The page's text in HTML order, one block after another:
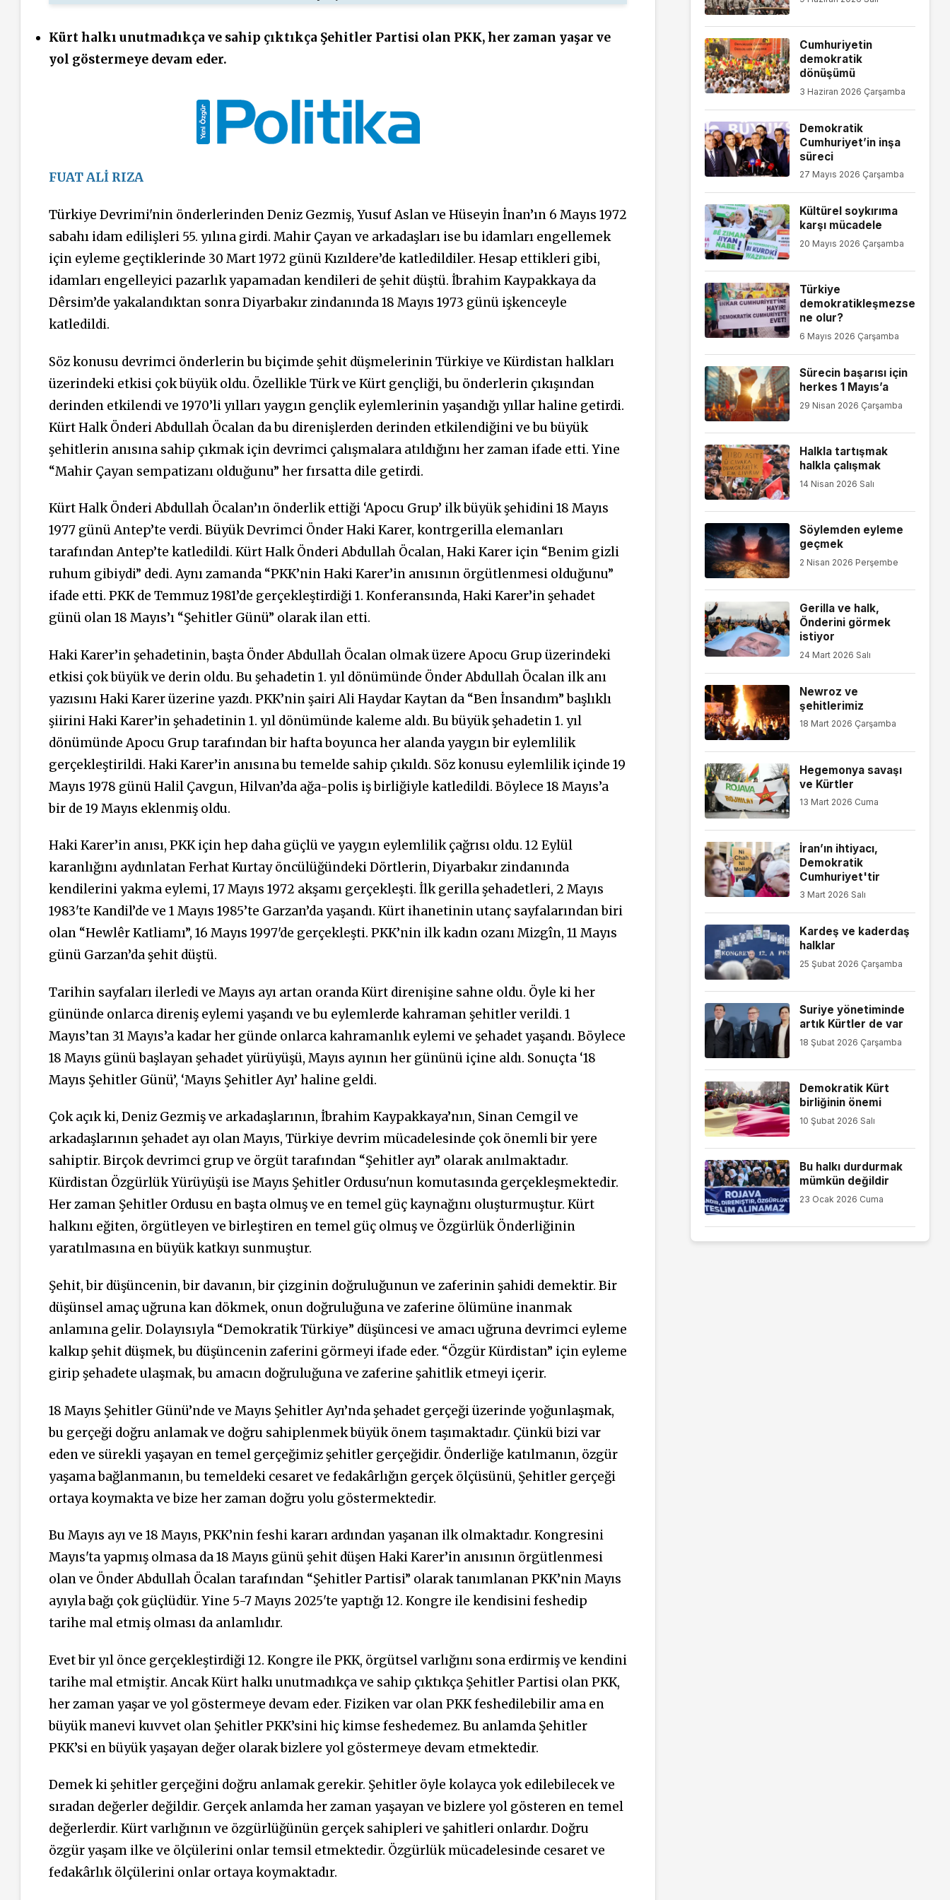
Kürt halkı unutmadıkça ve sahip çıktıkça Şehitler Partisi olan PKK, her zaman yaşar ve
yol göstermeye devam eder.
FUAT ALİ RIZA
Türkiye Devrimi'nin önderlerinden Deniz Gezmiş, Yusuf Aslan ve Hüseyin İnan’ın 6 Mayıs 1972
sabahı idam edilişleri 55. yılına girdi. Mahir Çayan ve arkadaşları ise bu idamları engellemek
için eyleme geçtiklerinde 30 Mart 1972 günü Kızıldere’de katledildiler. Hesap ettikleri gibi,
idamları engelleyici pazarlık yapamadan kendileri de şehit düştü. İbrahim Kaypakkaya da
Dêrsim’de yakalandıktan sonra Diyarbakır zindanında 18 Mayıs 1973 günü işkenceyle
katledildi.
Söz konusu devrimci önderlerin bu biçimde şehit düşmelerinin Türkiye ve Kürdistan halkları
üzerindeki etkisi çok büyük oldu. Özellikle Türk ve Kürt gençliği, bu önderlerin çıkışından
derinden etkilendi ve 1970’li yılları yaygın gençlik eylemlerinin yaşandığı yıllar haline getirdi.
Kürt Halk Önderi Abdullah Öcalan da bu direnişlerden derinden etkilendiğini ve bu büyük
şehitlerin anısına sahip çıkmak için devrimci çalışmalara atıldığını her zaman ifade etti. Yine
“Mahir Çayan sempatizanı olduğunu” her fırsatta dile getirdi.
Kürt Halk Önderi Abdullah Öcalan’ın önderlik ettiği ‘Apocu Grup’ ilk büyük şehidini 18 Mayıs
1977 günü Antep’te verdi. Büyük Devrimci Önder Haki Karer, kontrgerilla elemanları
tarafından Antep’te katledildi. Kürt Halk Önderi Abdullah Öcalan, Haki Karer için “Benim gizli
ruhum gibiydi” dedi. Aynı zamanda “PKK’nin Haki Karer’in anısının örgütlenmesi olduğunu”
ifade etti. PKK de Temmuz 1981’de gerçekleştirdiği 1. Konferansında, Haki Karer’in şehadet
günü olan 18 Mayıs’ı “Şehitler Günü” olarak ilan etti.
Haki Karer’in şehadetinin, başta Önder Abdullah Öcalan olmak üzere Apocu Grup üzerindeki
etkisi çok büyük ve derin oldu. Bu şehadetin 1. yıl dönümünde Önder Abdullah Öcalan ilk anı
yazısını Haki Karer üzerine yazdı. PKK’nin şairi Ali Haydar Kaytan da “Ben İnsandım” başlıklı
şiirini Haki Karer’in şehadetinin 1. yıl dönümünde kaleme aldı. Bu büyük şehadetin 1. yıl
dönümünde Apocu Grup tarafından bir hafta boyunca her alanda yaygın bir eylemlilik
gerçekleştirildi. Haki Karer’in anısına bu temelde sahip çıkıldı. Söz konusu eylemlilik içinde 19
Mayıs 1978 günü Halil Çavgun, Hilvan’da ağa-polis iş birliğiyle katledildi. Böylece 18 Mayıs’a
bir de 19 Mayıs eklenmiş oldu.
Haki Karer’in anısı, PKK için hep daha güçlü ve yaygın eylemlilik çağrısı oldu. 12 Eylül
karanlığını aydınlatan Ferhat Kurtay öncülüğündeki Dörtlerin, Diyarbakır zindanında
kendilerini yakma eylemi, 17 Mayıs 1972 akşamı gerçekleşti. İlk gerilla şehadetleri, 2 Mayıs
1983'te Kandil’de ve 1 Mayıs 1985’te Garzan’da yaşandı. Kürt ihanetinin utanç sayfalarından biri
olan “Hewlêr Katliamı”, 16 Mayıs 1997'de gerçekleşti. PKK’nin ilk kadın ozanı Mizgîn, 11 Mayıs
günü Garzan’da şehit düştü.
Tarihin sayfaları ilerledi ve Mayıs ayı artan oranda Kürt direnişine sahne oldu. Öyle ki her
gününde onlarca direniş eylemi yaşandı ve bu eylemlerde kahraman şehitler verildi. 1
Mayıs’tan 31 Mayıs’a kadar her günde onlarca kahramanlık eylemi ve şehadet yaşandı. Böylece
18 Mayıs günü başlayan şehadet yürüyüşü, Mayıs ayının her gününü içine aldı. Sonuçta ‘18
Mayıs Şehitler Günü’, ‘Mayıs Şehitler Ayı’ haline geldi.
Çok açık ki, Deniz Gezmiş ve arkadaşlarının, İbrahim Kaypakkaya’nın, Sinan Cemgil ve
arkadaşlarının şehadet ayı olan Mayıs, Türkiye devrim mücadelesinde çok önemli bir yere
sahiptir. Birçok devrimci grup ve örgüt tarafından “Şehitler ayı” olarak anılmaktadır.
Kürdistan Özgürlük Yürüyüşü ise Mayıs Şehitler Ordusu'nun komutasında gerçekleşmektedir.
Her zaman Şehitler Ordusu en başta olmuş ve en temel güç kaynağını oluşturmuştur. Kürt
halkını eğiten, örgütleyen ve birleştiren en temel güç olmuş ve Özgürlük Önderliğinin
yaratılmasına en büyük katkıyı sunmuştur.
Şehit, bir düşüncenin, bir davanın, bir çizginin doğruluğunun ve zaferinin şahidi demektir. Bir
düşünsel amaç uğruna kan dökmek, onun doğruluğuna ve zaferine ölümüne inanmak
anlamına gelir. Dolayısıyla “Demokratik Türkiye” düşüncesi ve amacı uğruna devrimci eyleme
kalkıp şehit düşmek, bu düşüncenin zaferini görmeyi ifade eder. “Özgür Kürdistan” için eyleme
girip şehadete ulaşmak, bu amacın doğruluğuna ve zaferine şahitlik etmeyi içerir.
18 Mayıs Şehitler Günü’nde ve Mayıs Şehitler Ayı’nda şehadet gerçeği üzerinde yoğunlaşmak,
bu gerçeği doğru anlamak ve doğru sahiplenmek büyük önem taşımaktadır. Çünkü bizi var
eden ve sürekli yaşayan en temel gerçeğimiz şehitler gerçeğidir. Önderliğe katılmanın, özgür
yaşama bağlanmanın, bu temeldeki cesaret ve fedakârlığın gerçek ölçüsünü, Şehitler gerçeği
ortaya koymakta ve bize her zaman doğru yolu göstermektedir.
Bu Mayıs ayı ve 18 Mayıs, PKK’nin feshi kararı ardından yaşanan ilk olmaktadır. Kongresini
Mayıs'ta yapmış olmasa da 18 Mayıs günü şehit düşen Haki Karer’in anısının örgütlenmesi
olan ve Önder Abdullah Öcalan tarafından “Şehitler Partisi” olarak tanımlanan PKK’nin Mayıs
ayıyla bağı çok güçlüdür. Yine 5-7 Mayıs 2025'te yaptığı 12. Kongre ile kendisini feshedip
tarihe mal etmiş olması da anlamlıdır.
Evet bir yıl önce gerçekleştirdiği 12. Kongre ile PKK, örgütsel varlığını sona erdirmiş ve kendini
tarihe mal etmiştir. Ancak Kürt halkı unutmadıkça ve sahip çıktıkça Şehitler Partisi olan PKK,
her zaman yaşar ve yol göstermeye devam eder. Fiziken var olan PKK feshedilebilir ama en
büyük manevi kuvvet olan Şehitler PKK’sini hiç kimse feshedemez. Bu anlamda Şehitler
PKK’si en büyük yaşayan değer olarak bizlere yol göstermeye devam etmektedir.
Demek ki şehitler gerçeğini doğru anlamak gerekir. Şehitler öyle kolayca yok edilebilecek ve
sıradan değerler değildir. Gerçek anlamda her zaman yaşayan ve bizlere yol gösteren en temel
değerlerdir. Kürt varlığının ve özgürlüğünün gerçek sahipleri ve şahitleri onlardır. Doğru
özgür yaşam ilke ve ölçülerini onlar temsil etmektedir. Özgürlük mücadelesinde cesaret ve
fedakârlık ölçülerini onlar ortaya koymaktadır.
Cumhuriyetin
demokratik
dönüşümü
3 Haziran 2026 Çarşamba
Demokratik
Cumhuriyet’in inşa
süreci
27 Mayıs 2026 Çarşamba
Kültürel soykırıma
karşı mücadele
20 Mayıs 2026 Çarşamba
Türkiye
demokratikleşmezse
ne olur?
6 Mayıs 2026 Çarşamba
Sürecin başarısı için
herkes 1 Mayıs’a
29 Nisan 2026 Çarşamba
Halkla tartışmak
halkla çalışmak
14 Nisan 2026 Salı
Söylemden eyleme
geçmek
2 Nisan 2026 Perşembe
Gerilla ve halk,
Önderini görmek
istiyor
24 Mart 2026 Salı
Newroz ve
şehitlerimiz
18 Mart 2026 Çarşamba
Hegemonya savaşı
ve Kürtler
13 Mart 2026 Cuma
İran’ın ihtiyacı,
Demokratik
Cumhuriyet'tir
3 Mart 2026 Salı
Kardeş ve kaderdaş
halklar
25 Şubat 2026 Çarşamba
Suriye yönetiminde
artık Kürtler de var
18 Şubat 2026 Çarşamba
Demokratik Kürt
birliğinin önemi
10 Şubat 2026 Salı
Bu halkı durdurmak
mümkün değildir
23 Ocak 2026 Cuma